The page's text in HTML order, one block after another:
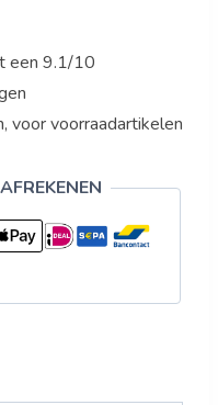
een 9.1/10
voor voorraadartikelen